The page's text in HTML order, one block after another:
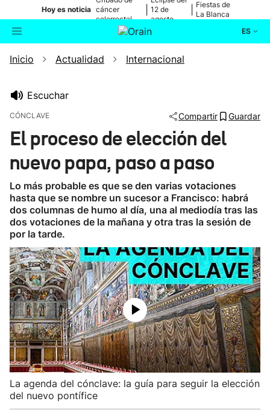
Hoy es noticia cáncer
colorrectal
12 de
agosto
Fiestas de
La Blanca
ES
Buscador Actualidad
Ikusmiran
Eguraldia
Inicio Actualidad Internacional
Escuchar
CÓNCLAVE Compartir Guardar
El proceso de elección del
nuevo papa, paso a paso
Lo más probable es que se den varias votaciones
hasta que se nombre un sucesor a Francisco: habrá
dos columnas de humo al día, una al mediodía tras las
dos votaciones de la mañana y otra tras la sesión de
por la tarde.
La agenda del cónclave: la guía para seguir la elección
del nuevo pontífice